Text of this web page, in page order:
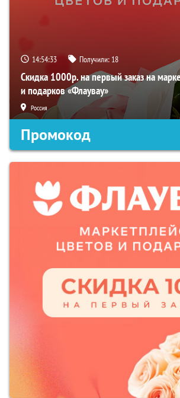
14:54:32 Получили: 18
Скидка 1000р. на первый заказ на
и подарков «Флаувау»
Россия
Промокод